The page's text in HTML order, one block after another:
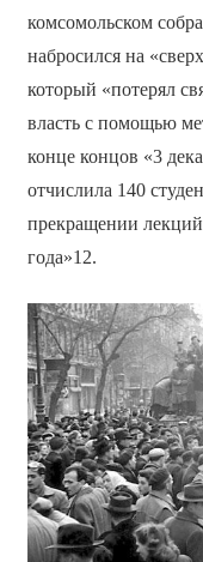
комсомольском
набросился на
который «потерял
власть с помощью
конце концов «3
отчислила 140
прекращении
года»12.